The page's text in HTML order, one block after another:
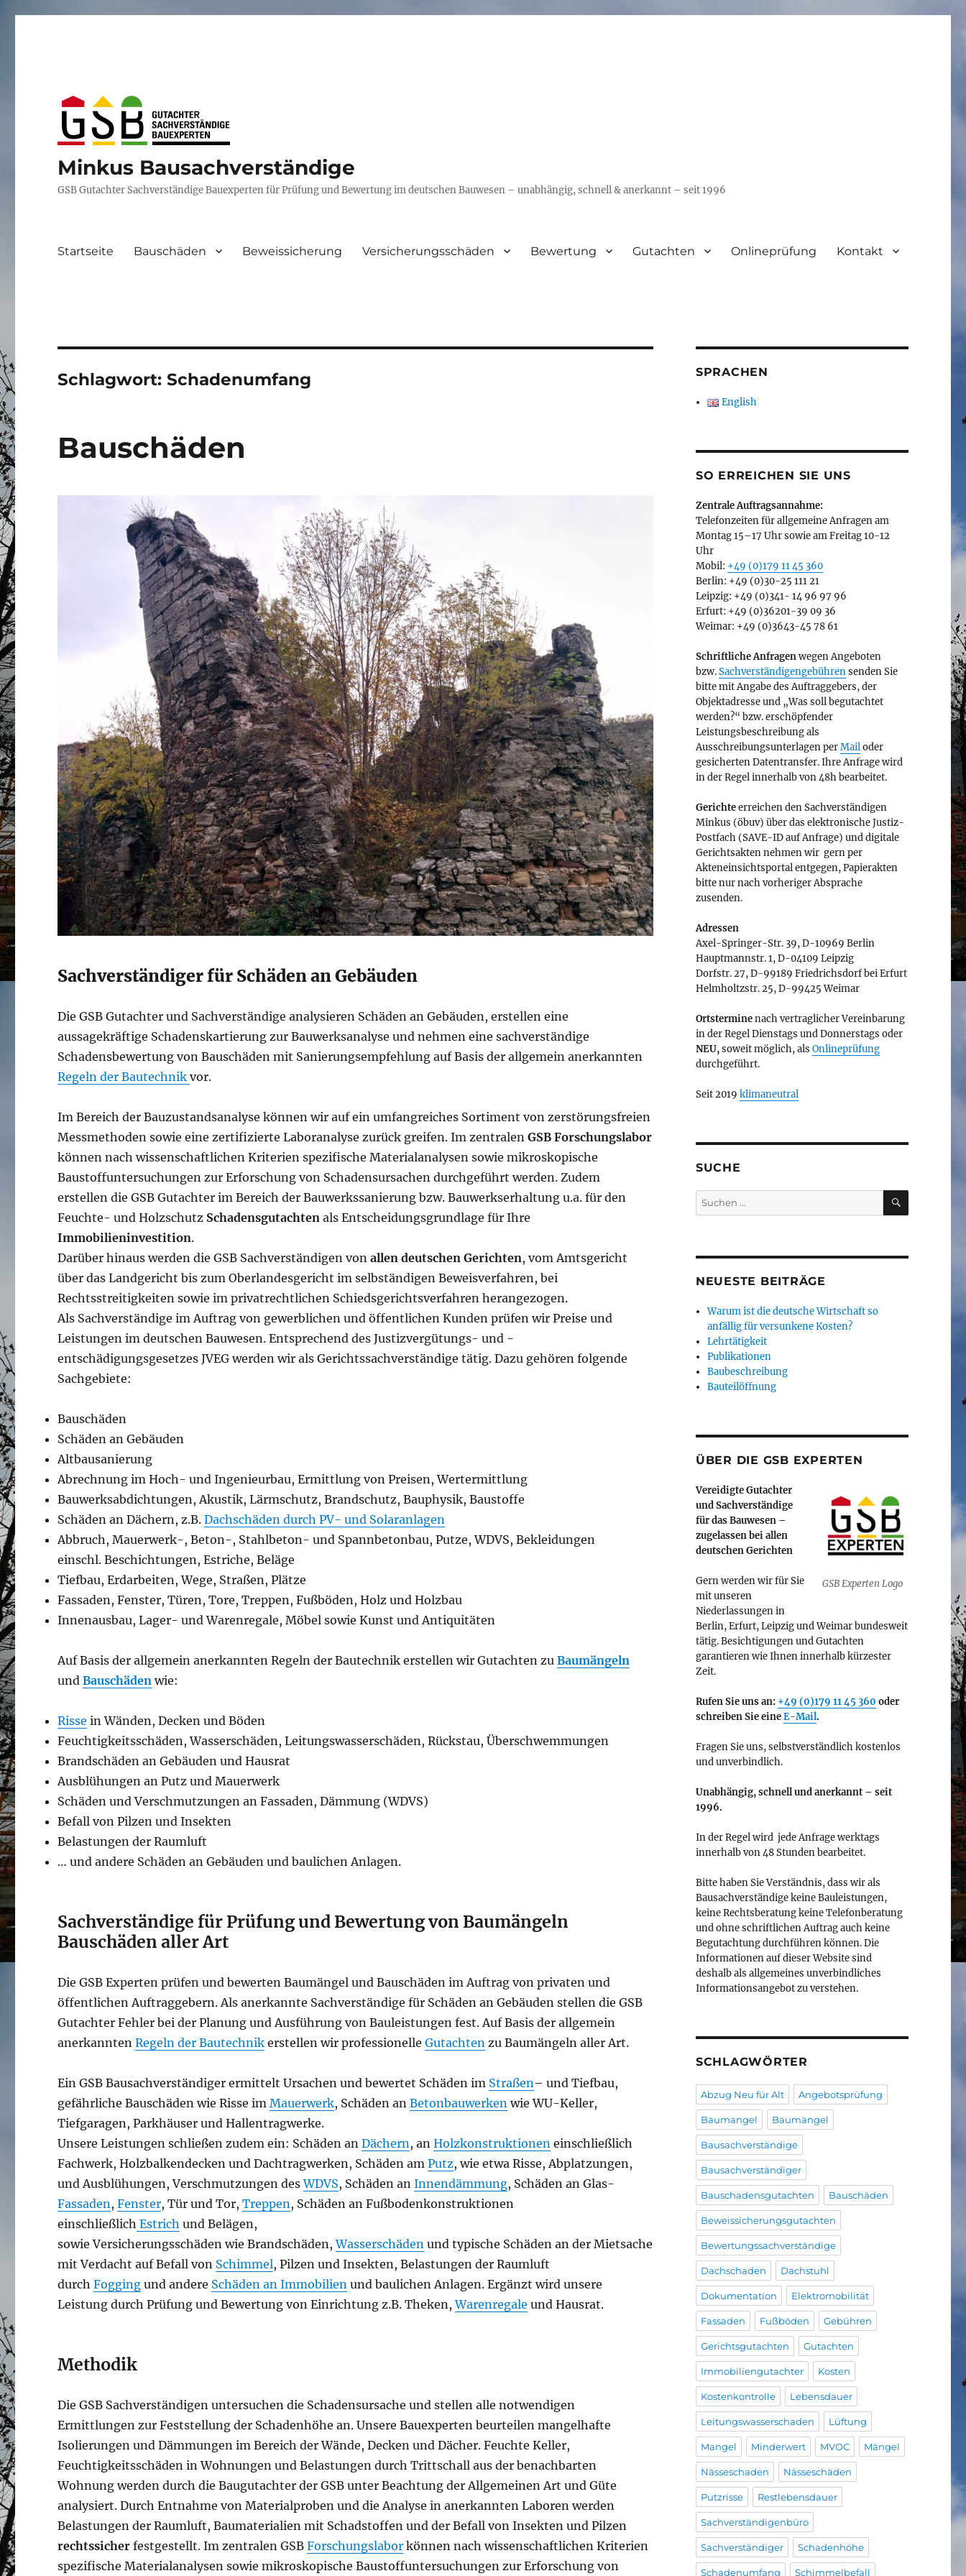
Minkus Bausachverständige
GSB Gutachter Sachverständige Bauexperten für Prüfung und Bewertung im deutschen Bauwesen – unabhängig, schnell & anerkannt – seit 1996
Startseite Bauschäden Beweissicherung Versicherungsschäden Bewertung Gutachten Onlineprüfung Kontakt
Schlagwort:Schadenumfang
Bauschäden
Sachverständiger für Schäden an Gebäuden
Die GSB Gutachter und Sachverständige analysieren Schäden an Gebäuden, erstellen eine
aussagekräftige Schadenskartierung zur Bauwerksanalyse und nehmen eine sachverständige
Schadensbewertung von Bauschäden mit Sanierungsempfehlung auf Basis der allgemein anerkannten
Regeln der Bautechnikvor.
Im Bereich der Bauzustandsanalyse können wir auf ein umfangreiches Sortiment von zerstörungsfreien
Messmethoden sowie eine zertifizierte Laboranalyse zurück greifen. Im zentralen GSB Forschungslabor
können nach wissenschaftlichen Kriterien spezifische Materialanalysen sowie mikroskopische
Baustoffuntersuchungen zur Erforschung von Schadensursachen durchgeführt werden. Zudem
erstellen die GSB Gutachter im Bereich der Bauwerkssanierung bzw. Bauwerkserhaltung u.a. für den
Feuchte- und Holzschutz Schadensgutachten als Entscheidungsgrundlage für Ihre
Immobilieninvestition.
Darüber hinaus werden die GSB Sachverständigen vonallen deutschen Gerichten, vom Amtsgericht
über das Landgericht bis zum Oberlandesgericht im selbständigen Beweisverfahren, bei
Rechtsstreitigkeiten sowie im privatrechtlichen Schiedsgerichtsverfahren herangezogen.
Als Sachverständige im Auftrag von gewerblichen und öffentlichen Kunden prüfen wir Preise und
Leistungen im deutschen Bauwesen. Entsprechend des Justizvergütungs- und -
entschädigungsgesetzes JVEG werden wir als Gerichtssachverständige tätig. Dazu gehören folgende
Sachgebiete:
Bauschäden
Schäden an Gebäuden
Altbausanierung
Abrechnung im Hoch- und Ingenieurbau, Ermittlung von Preisen, Wertermittlung
Bauwerksabdichtungen, Akustik, Lärmschutz, Brandschutz, Bauphysik, Baustoffe
Schäden an Dächern, z.B.Dachschäden durch PV- und Solaranlagen
Abbruch, Mauerwerk-, Beton-, Stahlbeton- und Spannbetonbau, Putze, WDVS, Bekleidungen
einschl. Beschichtungen, Estriche, Beläge
Tiefbau, Erdarbeiten, Wege, Straßen, Plätze
Fassaden, Fenster, Türen, Tore, Treppen, Fußböden, Holz und Holzbau
Innenausbau, Lager- und Warenregale, Möbel sowie Kunst und Antiquitäten
Auf Basis der allgemein anerkannten Regeln der Bautechnik erstellen wir Gutachten zuBaumängeln
undBauschäden wie:
Risse in Wänden, Decken und Böden
Feuchtigkeitsschäden, Wasserschäden, Leitungswasserschäden, Rückstau, Überschwemmungen
Brandschäden an Gebäuden und Hausrat
Ausblühungen an Putz und Mauerwerk
Schäden und Verschmutzungen an Fassaden, Dämmung (WDVS)
Befall von Pilzen und Insekten
Belastungen der Raumluft
… und andere Schäden an Gebäuden und baulichen Anlagen.
Sachverständige für Prüfung und Bewertung von Baumängeln
Bauschäden aller Art
Die GSB Experten prüfen und bewerten Baumängel und Bauschäden im Auftrag von privaten und
öffentlichen Auftraggebern. Als anerkannte Sachverständige für Schäden an Gebäuden stellen die GSB
Gutachter Fehler bei der Planung und Ausführung von Bauleistungen fest. Auf Basis der allgemein
anerkanntenRegeln der Bautechnik erstellen wir professionelleGutachten zu Baumängeln aller Art.
Ein GSB Bausachverständiger ermittelt Ursachen und bewertet Schäden im Straßen– und Tiefbau,
gefährliche Bauschäden wie Risse imMauerwerk, Schäden anBetonbauwerken wie WU-Keller,
Tiefgaragen, Parkhäuser und Hallentragwerke.
Unsere Leistungen schließen zudem ein: Schäden anDächern, anHolzkonstruktionen einschließlich
Fachwerk, Holzbalkendecken und Dachtragwerken, Schäden amPutz, wie etwa Risse, Abplatzungen,
und Ausblühungen, Verschmutzungen desWDVS, Schäden anInnendämmung, Schäden an Glas-
Fassaden,Fenster, Tür und Tor,Treppen, Schäden an Fußbodenkonstruktionen
einschließlich Estrich und Belägen,
sowie Versicherungsschäden wie Brandschäden,Wasserschäden und typische Schäden an der Mietsache
mit Verdacht auf Befall von Schimmel, Pilzen und Insekten, Belastungen der Raumluft
durchFogging und andere Schäden an Immobilien und baulichen Anlagen. Ergänzt wird unsere
Leistung durch Prüfung und Bewertung von Einrichtung z.B. Theken,Warenregale und Hausrat.
Methodik
Die GSB Sachverständigen untersuchen die Schadensursache und stellen alle notwendigen
Ermittlungen zur Feststellung der Schadenhöhe an. Unsere Bauexperten beurteilen mangelhafte
Isolierungen und Dämmungen im Bereich der Wände, Decken und Dächer. Feuchte Keller,
Feuchtigkeitsschäden in Wohnungen und Belastungen durch Trittschall aus der benachbarten
Wohnung werden durch die Baugutachter der GSB unter Beachtung der Allgemeinen Art und Güte
analysiert. Durch Entnahme von Materialproben und die Analyse in anerkannten Laboren werden
Belastungen der Raumluft, Baumaterialien mit Schadstoffen und der Befall von Insekten und Pilzen
rechtssicher festgestellt. Im zentralen GSBForschungslabor können nach wissenschaftlichen Kriterien
spezifische Materialanalysen sowie mikroskopische Baustoffuntersuchungen zur Erforschung von
SPRACHEN
English
SO ERREICHEN SIE UNS
Zentrale Auftragsannahme:
Telefonzeiten für allgemeine Anfragen am
Montag 15–17 Uhr sowie am Freitag 10-12
Uhr
Mobil: +49 (0)179 11 45 360
Berlin: +49 (0)30-25 111 21
Leipzig: +49 (0)341- 14 96 97 96
Erfurt: +49 (0)36201-39 09 36
Weimar: +49 (0)3643-45 78 61
Schriftliche Anfragenwegen Angeboten
bzw.Sachverständigengebührensenden Sie
bitte mit Angabe des Auftraggebers, der
Objektadresse und „Was soll begutachtet
werden?“ bzw. erschöpfender
Leistungsbeschreibung als
Ausschreibungsunterlagen perMailoder
gesicherten Datentransfer. Ihre Anfrage wird
in der Regel innerhalb von 48h bearbeitet.
Gerichteerreichen den Sachverständigen
Minkus (öbuv) über das elektronische Justiz-
Postfach (SAVE-ID auf Anfrage) und digitale
Gerichtsakten nehmen wir gern per
Akteneinsichtsportal entgegen, Papierakten
bitte nur nach vorheriger Absprache
zusenden.
Adressen
Axel-Springer-Str. 39, D-10969 Berlin
Hauptmannstr. 1, D-04109 Leipzig
Dorfstr. 27, D-99189 Friedrichsdorf bei Erfurt
Helmholtzstr. 25, D-99425 Weimar
Ortsterminenach vertraglicher Vereinbarung
in der Regel Dienstags und Donnerstags oder
NEU,soweit möglich, als Onlineprüfung
durchgeführt.
Seit 2019 klimaneutral
SUCHE
Suchen
nach:
SUCHEN
NEUESTE BEITRÄGE
Warum ist die deutsche Wirtschaft so
anfällig für versunkene Kosten?
Lehrtätigkeit
Publikationen
Baubeschreibung
Bauteilöffnung
ÜBER DIE GSB EXPERTEN
GSB Experten Logo
Vereidigte Gutachter
und Sachverständige
für das Bauwesen –
zugelassen bei allen
deutschen Gerichten
Gern werden wir für Sie
mit unseren
Niederlassungen in
Berlin, Erfurt, Leipzig und Weimar bundesweit
tätig. Besichtigungen und Gutachten
garantieren wie Ihnen innerhalb kürzester
Zeit.
Rufen Sie uns an: +49 (0)179 11 45 360 oder
schreiben Sie eineE-Mail.
Fragen Sie uns, selbstverständlich kostenlos
und unverbindlich.
Unabhängig, schnell und anerkannt – seit
1996.
In der Regel wird jede Anfrage werktags
innerhalb von 48 Stunden bearbeitet.
Bitte haben Sie Verständnis, dass wir als
Bausachverständige keine Bauleistungen,
keine Rechtsberatung keine Telefonberatung
und ohne schriftlichen Auftrag auch keine
Begutachtung durchführen können. Die
Informationen auf dieser Website sind
deshalb als allgemeines unverbindliches
Informationsangebot zu verstehen.
SCHLAGWÖRTER
Abzug Neu für Alt Angebotsprüfung
Baumangel Baumängel
Bausachverständige
Bausachverständiger
Bauschadensgutachten Bauschäden
Beweissicherungsgutachten
Bewertungssachverständige
Dachschaden Dachstuhl
Dokumentation Elektromobilität
Fassaden Fußböden Gebühren
Gerichtsgutachten Gutachten
Immobiliengutachter Kosten
Kostenkontrolle Lebensdauer
Leitungswasserschaden Lüftung
Mangel Minderwert MVOC Mängel
Nässeschaden Nässeschäden
Putzrisse Restlebensdauer
Sachverständigenbüro
Sachverständiger Schadenhöhe
Schadenumfang Schimmelbefall